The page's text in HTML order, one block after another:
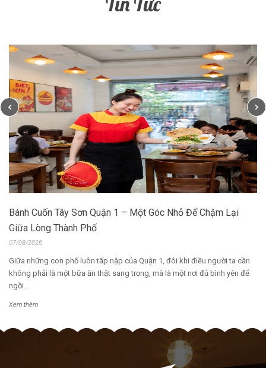
Bánh Cuốn Tây Sơn Quận 1 – Một Góc Nhỏ Để Chậm Lại
Giữa Lòng Thành Phố
07/08/2026
Giữa những con phố luôn tấp nập của Quận 1, đôi khi điều người ta cần
không phải là một bữa ăn thật sang trọng, mà là một nơi đủ bình yên để
ngồi...
Xem thêm